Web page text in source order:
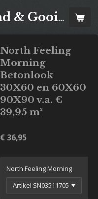
Sani Nederland & Goois Tegelhuis
North Feeling
Morning
Betonlook
30X60 en 60X60
90X90 v.a. €
39,95 m²
€ 36,95
North Feeling Morning